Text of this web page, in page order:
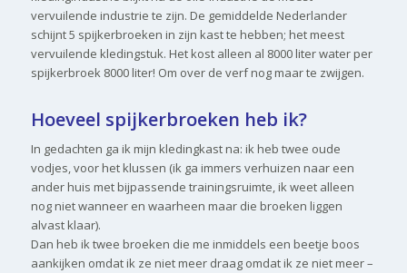
vervuilende industrie te zijn. De gemiddelde Nederlander
schijnt 5 spijkerbroeken in zijn kast te hebben; het meest
vervuilende kledingstuk. Het kost alleen al 8000 liter water per
spijkerbroek 8000 liter! Om over de verf nog maar te zwijgen.
Hoeveel spijkerbroeken heb ik?
In gedachten ga ik mijn kledingkast na: ik heb twee oude
vodjes, voor het klussen (ik ga immers verhuizen naar een
ander huis met bijpassende trainingsruimte, ik weet alleen
nog niet wanneer en waarheen maar die broeken liggen
alvast klaar).
Dan heb ik twee broeken die me inmiddels een beetje boos
aankijken omdat ik ze niet meer draag omdat ik ze niet meer –